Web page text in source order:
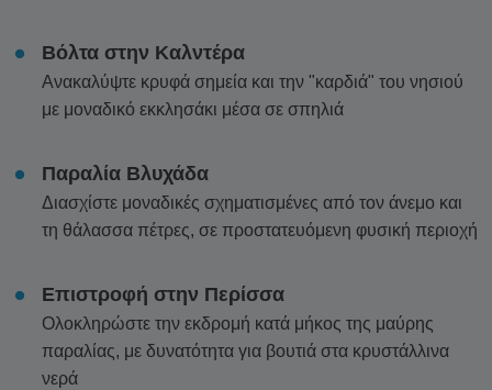
Βόλτα στην Καλντέρα
Ανακαλύψτε κρυφά σημεία και την "καρδιά" του νησιού
με μοναδικό εκκλησάκι μέσα σε σπηλιά
Παραλία Βλυχάδα
Διασχίστε μοναδικές σχηματισμένες από τον άνεμο και
τη θάλασσα πέτρες, σε προστατευόμενη φυσική περιοχή
Επιστροφή στην Περίσσα
Ολοκληρώστε την εκδρομή κατά μήκος της μαύρης
παραλίας, με δυνατότητα για βουτιά στα κρυστάλλινα
νερά